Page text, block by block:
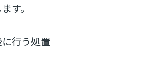
す。
行う処置